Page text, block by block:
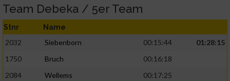
Team Debeka / 5er Team
Stnr Name
2032 Siebenborn 00:15:44
01:28:15
1750
Bruch
00:16:18
2084
Wellems
00:17:25